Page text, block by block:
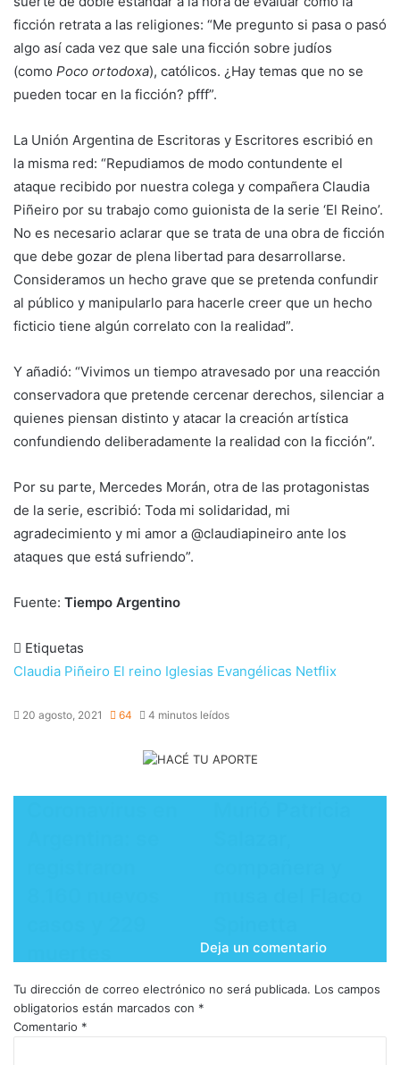
ficción retrata a las religiones: “Me pregunto si pasa o pasó
algo así cada vez que sale una ficción sobre judíos
(como Poco ortodoxa), católicos. ¿Hay temas que no se
pueden tocar en la ficción? pfff”.
La Unión Argentina de Escritoras y Escritores escribió en
la misma red: “Repudiamos de modo contundente el
ataque recibido por nuestra colega y compañera Claudia
Piñeiro por su trabajo como guionista de la serie ‘El Reino’.
No es necesario aclarar que se trata de una obra de ficción
que debe gozar de plena libertad para desarrollarse.
Consideramos un hecho grave que se pretenda confundir
al público y manipularlo para hacerle creer que un hecho
ficticio tiene algún correlato con la realidad”.
Y añadió: “Vivimos un tiempo atravesado por una reacción
conservadora que pretende cercenar derechos, silenciar a
quienes piensan distinto y atacar la creación artística
confundiendo deliberadamente la realidad con la ficción”.
Por su parte, Mercedes Morán, otra de las protagonistas
de la serie, escribió: Toda mi solidaridad, mi
agradecimiento y mi amor a @claudiapineiro ante los
ataques que está sufriendo”.
Fuente: Tiempo Argentino
Etiquetas
Claudia Piñeiro El reino Iglesias Evangélicas Netflix
20 agosto, 2021 64 4 minutos leídos
Deja un comentario
Tu dirección de correo electrónico no será publicada. Los campos
obligatorios están marcados con *
Comentario *